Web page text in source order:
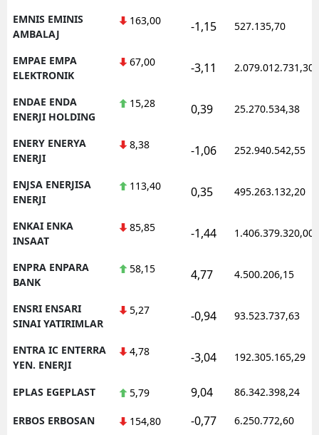
EMNIS EMINIS
AMBALAJ
163,00 -1,15 527.135,70
EMPAE EMPA
ELEKTRONIK
67,00 -3,11 2.079.012.731,30
ENDAE ENDA
ENERJI HOLDING
15,28 0,39 25.270.534,38
ENERY ENERYA
ENERJI
8,38 -1,06 252.940.542,55
ENJSA ENERJISA
ENERJI
113,40 0,35 495.263.132,20
ENKAI ENKA
INSAAT
85,85 -1,44 1.406.379.320,00
ENPRA ENPARA
BANK
58,15 4,77 4.500.206,15
ENSRI ENSARI
SINAI YATIRIMLAR
5,27 -0,94 93.523.737,63
ENTRA IC ENTERRA
YEN. ENERJI
4,78 -3,04 192.305.165,29
EPLAS EGEPLAST 5,79 9,04 86.342.398,24
ERBOS ERBOSAN 154,80 -0,77 6.250.772,60